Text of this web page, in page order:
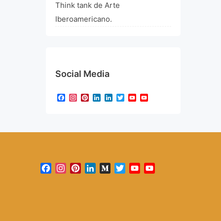
Think tank de Arte
Iberoamericano.
Social Media
Facebook
Instagram
Pinterest
LinkedIn
LinkedIn
TwitterYouTube
Facebook
Instagram
PinterestLinkedInMediumTwitterYouTube